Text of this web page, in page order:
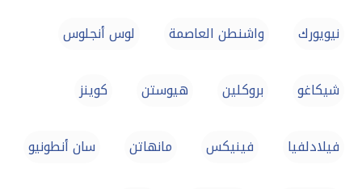
نيويورك واشنطن العاصمة لوس أنجلوس
شيكاغو بروكلين هيوستن كوينز
فيلادلفيا فينيكس مانهاتن سان أنطونيو